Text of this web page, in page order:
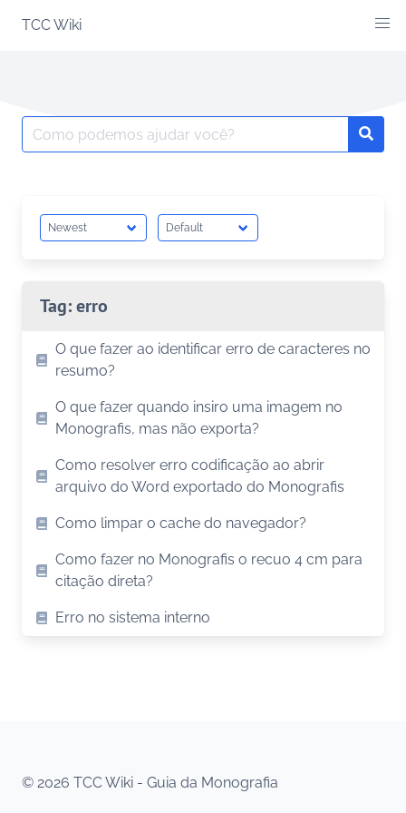
TCC Wiki
Search
for:
Tag:erro
O que fazer ao identificar erro de caracteres no
resumo?
O que fazer quando insiro uma imagem no
Monografis, mas não exporta?
Como resolver erro codificação ao abrir
arquivo do Word exportado do Monografis
Como limpar o cache do navegador?
Como fazer no Monografis o recuo 4 cm para
citação direta?
Erro no sistema interno
© 2026 TCC Wiki - Guia da Monografia